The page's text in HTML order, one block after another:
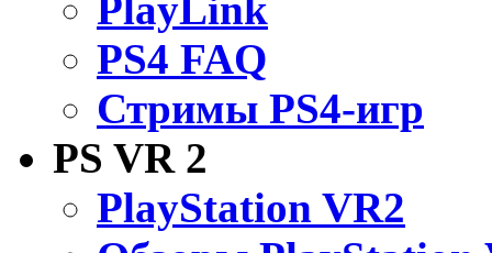
PlayLink
PS4 FAQ
Стримы PS4-игр
PS VR 2
PlayStation VR2